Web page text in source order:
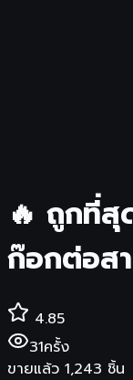
🔥 ถูกที่
ก๊อกต่อส
4.85
31ครั้ง
ขายแล้ว 1,243 ชิ้น